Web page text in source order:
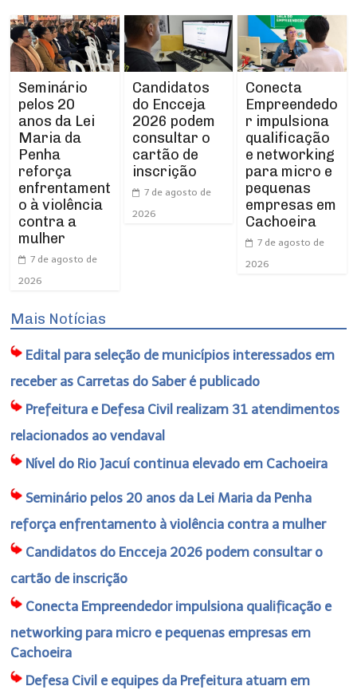
Seminário
pelos 20
anos da Lei
Maria da
Penha
reforça
enfrentament
o à violência
contra a
mulher
7 de agosto de
2026
Candidatos
do Encceja
2026 podem
consultar o
cartão de
inscrição
7 de agosto de
2026
Conecta
Empreendedo
r impulsiona
qualificação
e networking
para micro e
pequenas
empresas em
Cachoeira
7 de agosto de
2026
Mais Notícias
Edital para seleção de municípios interessados em
receber as Carretas do Saber é publicado
Prefeitura e Defesa Civil realizam 31 atendimentos
relacionados ao vendaval
Nível do Rio Jacuí continua elevado em Cachoeira
Seminário pelos 20 anos da Lei Maria da Penha
reforça enfrentamento à violência contra a mulher
Candidatos do Encceja 2026 podem consultar o
cartão de inscrição
Conecta Empreendedor impulsiona qualificação e
networking para micro e pequenas empresas em
Cachoeira
Defesa Civil e equipes da Prefeitura atuam em